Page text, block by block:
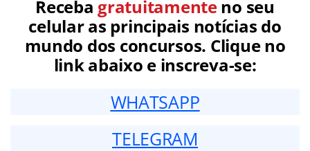
Receba gratuitamenteno seu
celular as principais notícias do
mundo dos concursos. Clique no
link abaixo e inscreva-se:
WHATSAPP
TELEGRAM